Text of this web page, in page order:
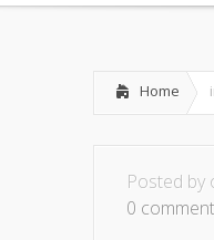
Home
Posted by
0